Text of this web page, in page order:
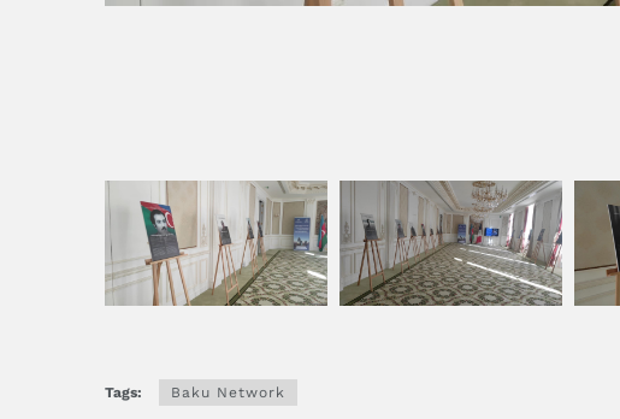
Tags: Baku Network